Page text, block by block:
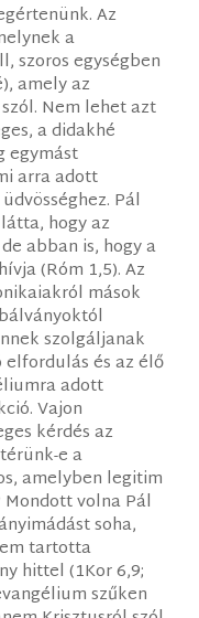
Az
a
szoros egységben
amely az
Nem lehet azt
a didakhé
egymást
arra adott
Pál
hogy az
abban is, hogy a
(Róm 1,5). Az
mások
szolgáljanak
elfordulás és az élő
adott
Vajon
kérdés az
e a
amelyben legitim
volna Pál
soha,
tartotta
hittel (1Kor 6,9;
szűken